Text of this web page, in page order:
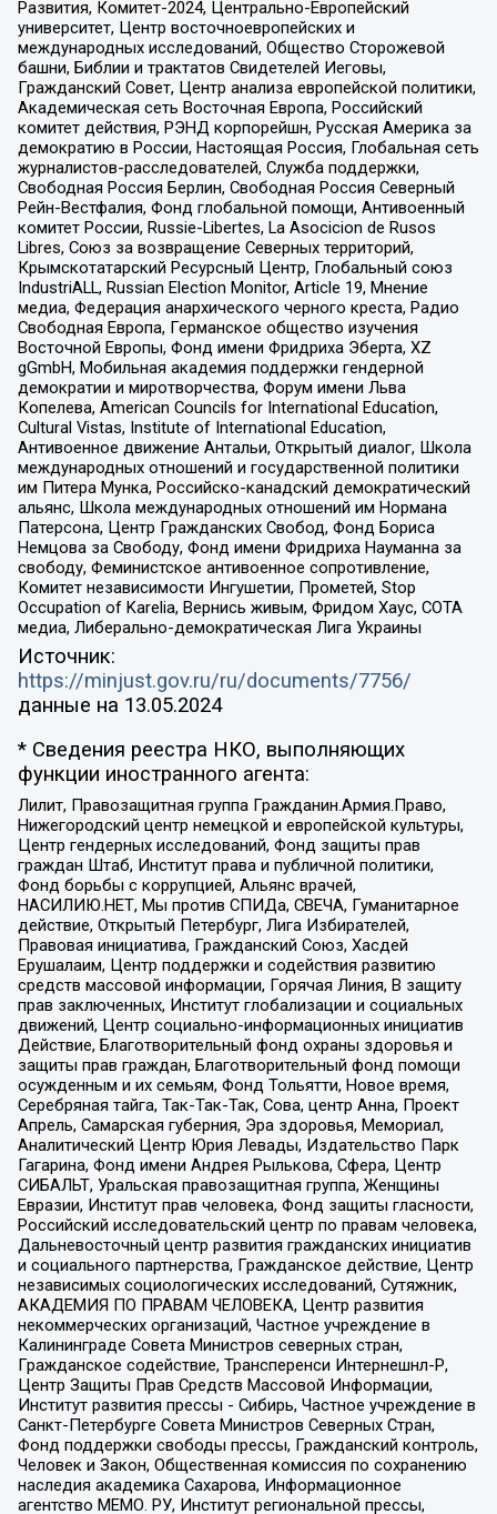
Развития, Комитет-2024, Центрально-Европейский
университет, Центр восточноевропейских и
международных исследований, Общество Сторожевой
башни, Библии и трактатов Свидетелей Иеговы,
Гражданский Совет, Центр анализа европейской политики,
Академическая сеть Восточная Европа, Российский
комитет действия, РЭНД корпорейшн, Русская Америка за
демократию в России, Настоящая Россия, Глобальная сеть
журналистов-расследователей, Служба поддержки,
Свободная Россия Берлин, Свободная Россия Северный
Рейн-Вестфалия, Фонд глобальной помощи, Антивоенный
комитет России, Russie-Libertes, La Asocicion de Rusos
Libres, Союз за возвращение Северных территорий,
Крымскотатарский Ресурсный Центр, Глобальный союз
IndustriALL, Russian Election Monitor, Article 19, Мнение
медиа, Федерация анархического черного креста, Радио
Свободная Европа, Германское общество изучения
Восточной Европы, Фонд имени Фридриха Эберта, XZ
gGmbH, Мобильная академия поддержки гендерной
демократии и миротворчества, Форум имени Льва
Копелева, American Councils for International Education,
Cultural Vistas, Institute of International Education,
Антивоенное движение Антальи, Открытый диалог, Школа
международных отношений и государственной политики
им Питера Мунка, Российско-канадский демократический
альянс, Школа международных отношений им Нормана
Патерсона, Центр Гражданских Свобод, Фонд Бориса
Немцова за Свободу, Фонд имени Фридриха Науманна за
свободу, Феминистское антивоенное сопротивление,
Комитет независимости Ингушетии, Прометей, Stop
Occupation of Karelia, Вернись живым, Фридом Хаус, СОТА
медиа, Либерально-демократическая Лига Украины
Источник:
https://minjust.gov.ru/ru/documents/7756/
данные на 13.05.2024
* Сведения реестра НКО, выполняющих
функции иностранного агента:
Лилит, Правозащитная группа Гражданин.Армия.Право,
Нижегородский центр немецкой и европейской культуры,
Центр гендерных исследований, Фонд защиты прав
граждан Штаб, Институт права и публичной политики,
Фонд борьбы с коррупцией, Альянс врачей,
НАСИЛИЮ.НЕТ, Мы против СПИДа, СВЕЧА, Гуманитарное
действие, Открытый Петербург, Лига Избирателей,
Правовая инициатива, Гражданский Союз, Хасдей
Ерушалаим, Центр поддержки и содействия развитию
средств массовой информации, Горячая Линия, В защиту
прав заключенных, Институт глобализации и социальных
движений, Центр социально-информационных инициатив
Действие, Благотворительный фонд охраны здоровья и
защиты прав граждан, Благотворительный фонд помощи
осужденным и их семьям, Фонд Тольятти, Новое время,
Серебряная тайга, Так-Так-Так, Сова, центр Анна, Проект
Апрель, Самарская губерния, Эра здоровья, Мемориал,
Аналитический Центр Юрия Левады, Издательство Парк
Гагарина, Фонд имени Андрея Рылькова, Сфера, Центр
СИБАЛЬТ, Уральская правозащитная группа, Женщины
Евразии, Институт прав человека, Фонд защиты гласности,
Российский исследовательский центр по правам человека,
Дальневосточный центр развития гражданских инициатив
и социального партнерства, Гражданское действие, Центр
независимых социологических исследований, Сутяжник,
АКАДЕМИЯ ПО ПРАВАМ ЧЕЛОВЕКА, Центр развития
некоммерческих организаций, Частное учреждение в
Калининграде Совета Министров северных стран,
Гражданское содействие, Трансперенси Интернешнл-Р,
Центр Защиты Прав Средств Массовой Информации,
Институт развития прессы - Сибирь, Частное учреждение в
Санкт-Петербурге Совета Министров Северных Стран,
Фонд поддержки свободы прессы, Гражданский контроль,
Человек и Закон, Общественная комиссия по сохранению
наследия академика Сахарова, Информационное
агентство МЕМО. РУ, Институт региональной прессы,